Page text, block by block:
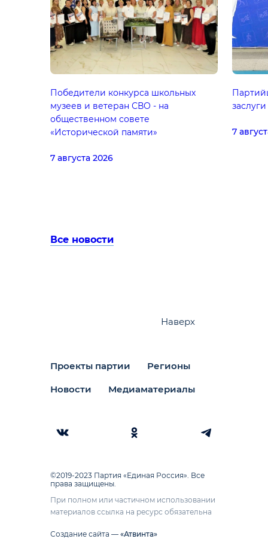
Победители конкурса школьных
музеев и ветеран СВО - на
общественном совете
«Исторической памяти»
7 августа 2026
7
Все новости
Проекты партии Регионы
Новости Медиаматериалы
Наверх
©2019-2023 Партия «Единая Россия». Все
права защищены.
При полном или частичном использовании
материалов ссылка на ресурс обязательна
Создание сайта — «Атвинта»